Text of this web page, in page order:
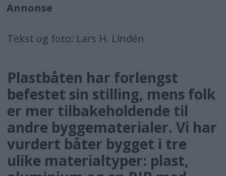
Annonse
Tekst og foto: Lars H. Lindén
Plastbåten har forlengst
befestet sin stilling, mens folk
er mer tilbakeholdende til
andre byggematerialer. Vi har
vurdert båter bygget i tre
ulike materialtyper: plast,